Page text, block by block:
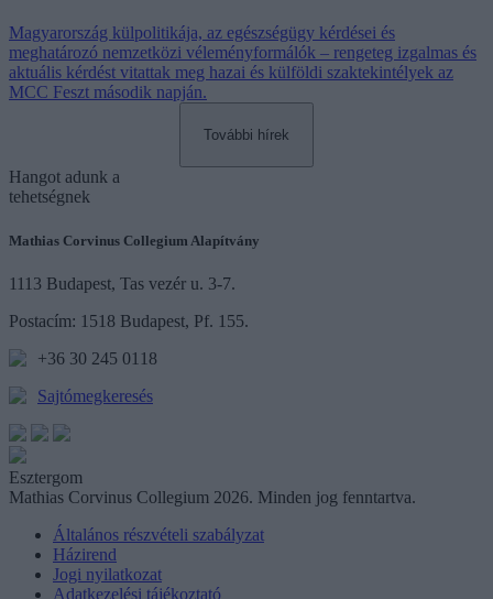
Magyarország külpolitikája, az egészségügy kérdései és
meghatározó nemzetközi véleményformálók – rengeteg izgalmas és
aktuális kérdést vitattak meg hazai és külföldi szaktekintélyek az
MCC Feszt második napján.
További hírek
Hangot adunk a
tehetségnek
Mathias Corvinus Collegium Alapítvány
1113 Budapest, Tas vezér u. 3-7.
Postacím: 1518 Budapest, Pf. 155.
+36 30 245 0118
Sajtómegkeresés
Esztergom
Mathias Corvinus Collegium 2026. Minden jog fenntartva.
Általános részvételi szabályzat
Házirend
Jogi nyilatkozat
Adatkezelési tájékoztató